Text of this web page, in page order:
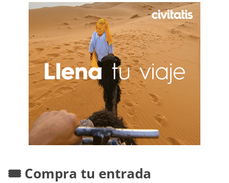
🎟️ Compra tu entrada